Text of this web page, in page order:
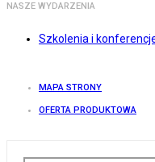
NASZE WYDARZENIA
Szkolenia i
MAPA STRONY
OFERTA PRODUKTOWA